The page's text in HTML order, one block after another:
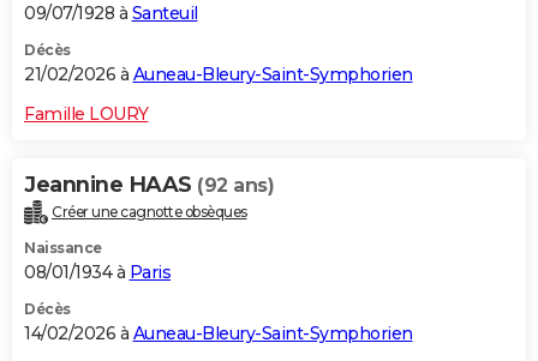
09/07/1928 à Santeuil
Décès
21/02/2026 à Auneau-Bleury-Saint-Symphorien
Famille LOURY
Jeannine HAAS (92 ans)
Créer une cagnotte obsèques
Naissance
08/01/1934 à Paris
Décès
14/02/2026 à Auneau-Bleury-Saint-Symphorien